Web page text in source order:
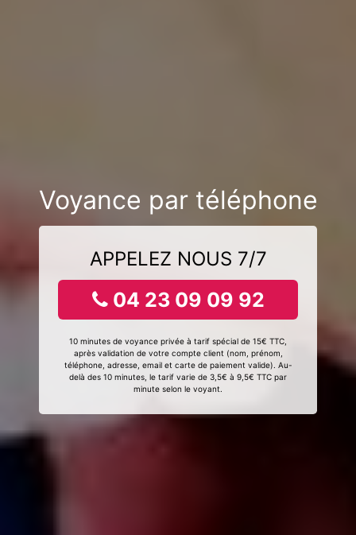
Voyance par téléphone
APPELEZ NOUS 7/7
04 23 09 09 92
10 minutes de voyance privée à tarif spécial de 15€ TTC,
après validation de votre compte client (nom, prénom,
téléphone, adresse, email et carte de paiement valide). Au-
delà des 10 minutes, le tarif varie de 3,5€ à 9,5€ TTC par
minute selon le voyant.